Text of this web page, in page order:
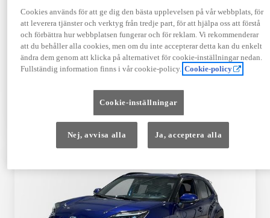
Hybrid Bensin
Automat
Visa mer
409 900 kr
Från 4 920 kr/mån
Kontakta återförsäljare
Cookies används för att ge dig den bästa upplevelsen på vår webbplats, för
att leverera tjänster och verktyg från tredje part, för att hjälpa oss att förstå
och förbättra hur webbplatsen fungerar och för reklam. Vi rekommenderar
att du behåller alla cookies, men om du inte accepterar detta kan du enkelt
ändra dem genom att klicka på alternativet för cookie-inställningar nedan.
Fullständig information finns i vår cookie-policy. Cookie-policy
Cookie-inställningar
Nej, avvisa alla Ja, acceptera alla